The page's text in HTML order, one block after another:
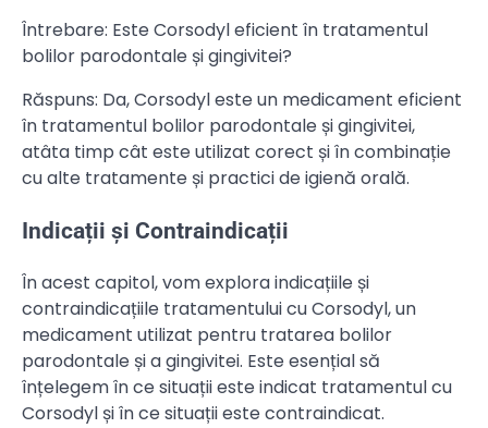
Întrebare: Este Corsodyl eficient în tratamentul
bolilor parodontale și gingivitei?
Răspuns: Da, Corsodyl este un medicament eficient
în tratamentul bolilor parodontale și gingivitei,
atâta timp cât este utilizat corect și în combinație
cu alte tratamente și practici de igienă orală.
Indicații și Contraindicații
În acest capitol, vom explora indicațiile și
contraindicațiile tratamentului cu Corsodyl, un
medicament utilizat pentru tratarea bolilor
parodontale și a gingivitei. Este esențial să
înțelegem în ce situații este indicat tratamentul cu
Corsodyl și în ce situații este contraindicat.